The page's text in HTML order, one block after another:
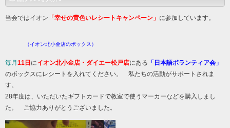
当会ではイオン 「幸せの黄色いレシートキャンペーン」 に参加しています。
（イオン北小金店のボックス）
毎月 11日 にイオン北小金店・ダイエー松戸店にある 「日本語ボランティア会」
のボックスにレシートを入れてください。 私たちの活動がサポートされま
す。
28年度は、いただいたギフトカードで教室で使うマーカーなどを購入しまし
た。 ご協力ありがとうございました。